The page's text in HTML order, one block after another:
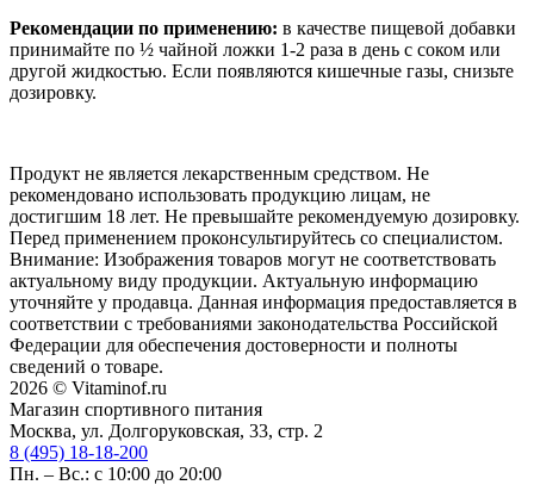
Рекомендации по применению: в качестве пищевой добавки
принимайте по ½ чайной ложки 1-2 раза в день с соком или
другой жидкостью. Если появляются кишечные газы, снизьте
дозировку.
Продукт не является лекарственным средством. Не
рекомендовано использовать продукцию лицам, не
достигшим 18 лет. Не превышайте рекомендуемую дозировку.
Перед применением проконсультируйтесь со специалистом.
Внимание: Изображения товаров могут не соответствовать
актуальному виду продукции. Актуальную информацию
уточняйте у продавца. Данная информация предоставляется в
соответствии с требованиями законодательства Российской
Федерации для обеспечения достоверности и полноты
сведений о товаре.
2026 © Vitaminof.ru
Магазин спортивного питания
Москва, ул. Долгоруковская, 33, стр. 2
8 (495) 18-18-200
Пн. – Вс.: с 10:00 до 20:00